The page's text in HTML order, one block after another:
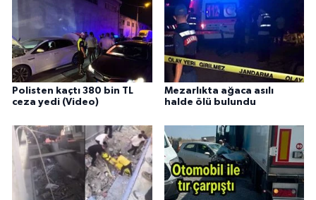
Polisten kaçtı 380 bin TL
ceza yedi (Video)
Mezarlıkta ağaca asılı
halde ölü bulundu